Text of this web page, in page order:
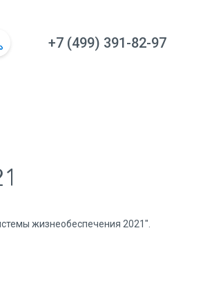
+7 (499) 391-82-97
жизнеобеспечения 2021".